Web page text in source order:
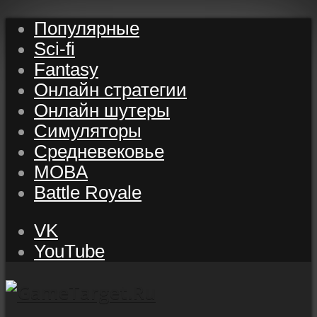
Популярные
Sci-fi
Fantasy
Онлайн стратегии
Онлайн шутеры
Симуляторы
Средневековье
MOBA
Battle Royale
VK
YouTube